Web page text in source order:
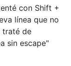
con Shift +
línea que no
traté de
sin escape"